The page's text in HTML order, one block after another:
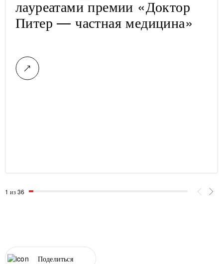
лауреатами премии «Доктор
Питер — частная медицина»
1 из 36
Поделиться